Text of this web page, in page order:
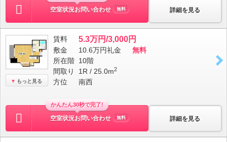
詳細を見る
空室状況お問い合わせ 無料
もっと見る
賃料 5.3万円/3,000円
敷金 10.6万円礼金
無料
所在階 10階
間取り
1R / 25.0m2
方位 南西
詳細を見る
かんたん30秒で完了!
空室状況お問い合わせ 無料